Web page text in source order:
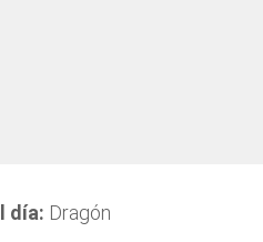
día: Dragón